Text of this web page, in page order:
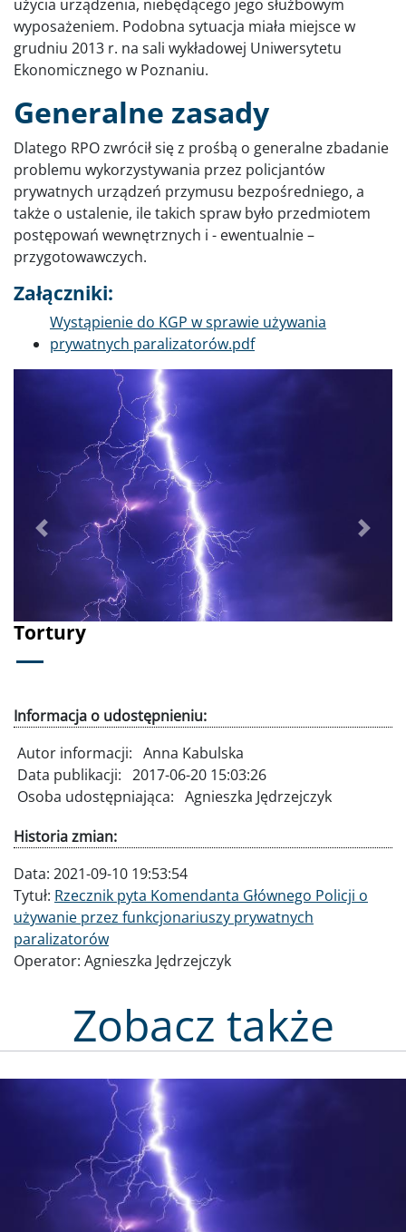
użycia urządzenia, niebędącego jego służbowym
wyposażeniem. Podobna sytuacja miała miejsce w
grudniu 2013 r. na sali wykładowej Uniwersytetu
Ekonomicznego w Poznaniu.
Generalne zasady
Dlatego RPO zwrócił się z prośbą o generalne zbadanie
problemu wykorzystywania przez policjantów
prywatnych urządzeń przymusu bezpośredniego, a
także o ustalenie, ile takich spraw było przedmiotem
postępowań wewnętrznych i - ewentualnie –
przygotowawczych.
Załączniki:
Dokument
Wystąpienie do KGP w sprawie używania
prywatnych paralizatorów.pdf
Tortury
Poprzednie Dalej
Informacja o udostępnieniu:
Autor informacji: Anna Kabulska
Data publikacji: 2017-06-20 15:03:26
Osoba udostępniająca: Agnieszka Jędrzejczyk
Historia zmian:
Data: 2021-09-10 19:53:54
Tytuł: Rzecznik pyta Komendanta Głównego Policji o
używanie przez funkcjonariuszy prywatnych
paralizatorów
Operator: Agnieszka Jędrzejczyk
Zobacz także